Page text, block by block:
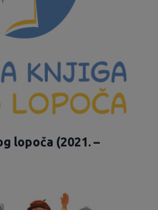
lopoča (2021. –